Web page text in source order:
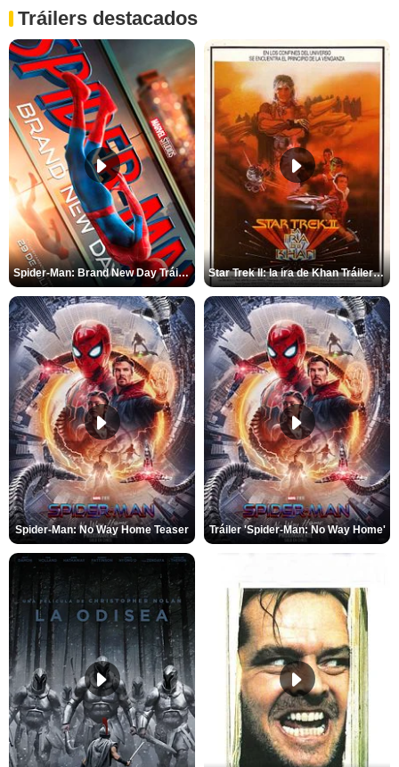
Tráilers destacados
Spider-Man: Brand New Day Tráiler (3) Star Trek II: la ira de Khan Tráiler VO
Spider-Man: No Way Home Teaser Tráiler 'Spider-Man: No Way Home'